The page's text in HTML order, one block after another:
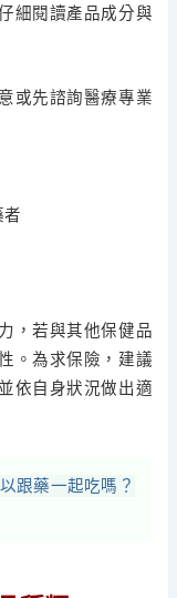
細閱讀產品成分與
或先諮詢醫療專業
者
，若與其他保健品
。為求保險，建議
依自身狀況做出適
跟藥一起吃嗎？